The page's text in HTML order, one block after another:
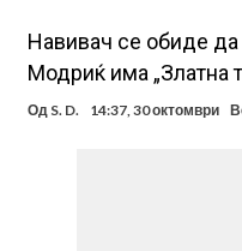
Навивач се обиде да
Модриќ има „Златна
Од S. D. 14:37, 30 октомври